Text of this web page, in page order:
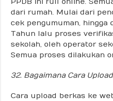
dari rumah. Mulai dari
cek pengumuman, hingga
Tahun lalu proses
sekolah, oleh operator
Semua proses dilakukan
32. Bagaimana Cara
Cara upload berkas ke